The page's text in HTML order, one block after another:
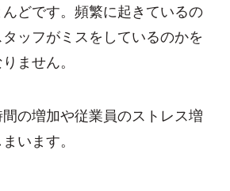
どです。頻繁に起きているの
ッフがミスをしているのかを
ません。
の増加や従業員のストレス増
います。